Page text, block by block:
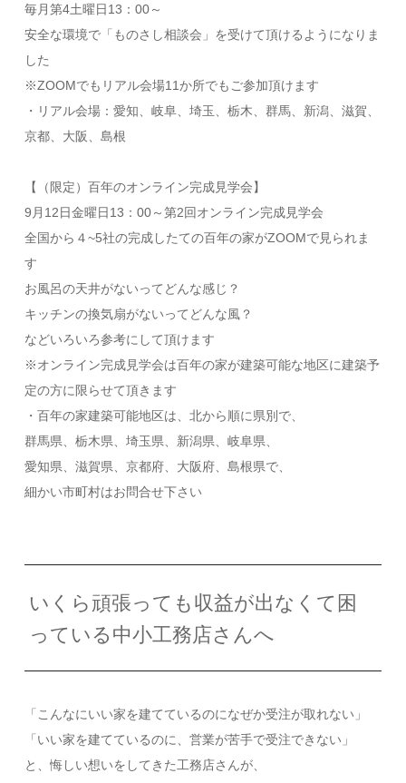
毎月第4土曜日13：00～
安全な環境で「ものさし相談会」を受けて頂けるようになりま
した
※ZOOMでもリアル会場11か所でもご参加頂けます
・リアル会場：愛知、岐阜、埼玉、栃木、群馬、新潟、滋賀、
京都、大阪、島根
【（限定）百年のオンライン完成見学会】
9月12日金曜日13：00～第2回オンライン完成見学会
全国から４~5社の完成したての百年の家がZOOMで見られま
す
お風呂の天井がないってどんな感じ？
キッチンの換気扇がないってどんな風？
などいろいろ参考にして頂けます
※オンライン完成見学会は百年の家が建築可能な地区に建築予
定の方に限らせて頂きます
・百年の家建築可能地区は、北から順に県別で、
群馬県、栃木県、埼玉県、新潟県、岐阜県、
愛知県、滋賀県、京都府、大阪府、島根県で、
細かい市町村はお問合せ下さい
いくら頑張っても収益が出なくて困
っている中小工務店さんへ
「こんなにいい家を建てているのになぜか受注が取れない」
「いい家を建てているのに、営業が苦手で受注できない」
と、悔しい想いをしてきた工務店さんが、